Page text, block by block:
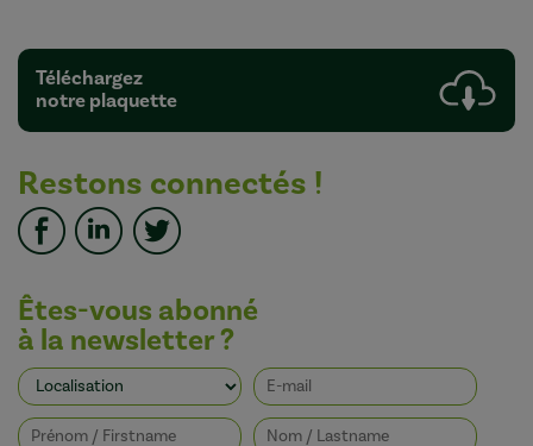
Téléchargez
notre plaquette
Restons connectés !
Êtes-vous abonné
à la newsletter ?